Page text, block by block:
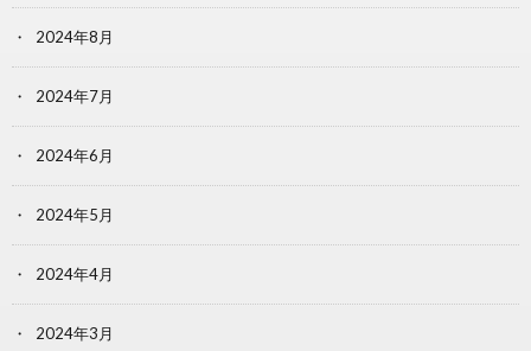
2024年8月
2024年7月
2024年6月
2024年5月
2024年4月
2024年3月